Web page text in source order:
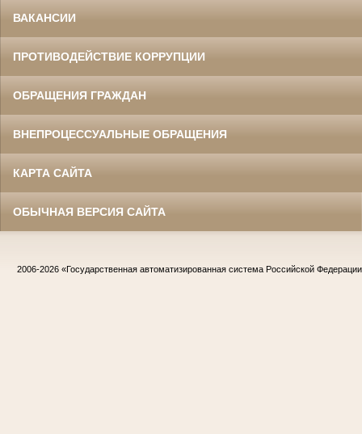
ВАКАНСИИ
ПРОТИВОДЕЙСТВИЕ КОРРУПЦИИ
ОБРАЩЕНИЯ ГРАЖДАН
ВНЕПРОЦЕССУАЛЬНЫЕ ОБРАЩЕНИЯ
КАРТА САЙТА
ОБЫЧНАЯ ВЕРСИЯ САЙТА
2006-2026 «Государственная автоматизированная система Российской